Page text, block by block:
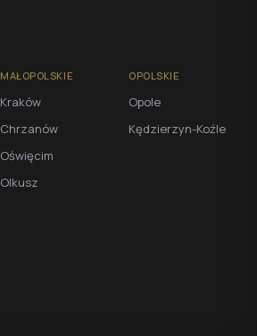
MAŁOPOLSKIE
Kraków
Chrzanów
Oświęcim
Olkusz
OPOLSKIE
Opole
Kędzierzyn-Koźle